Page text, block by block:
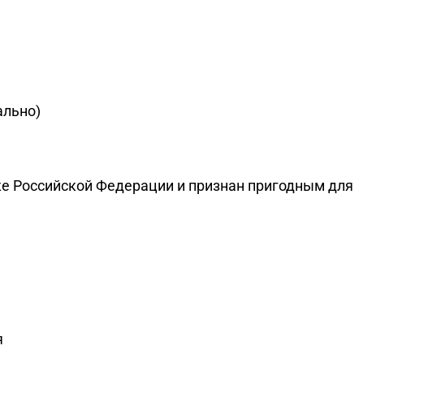
Российской Федерации и признан пригодным для